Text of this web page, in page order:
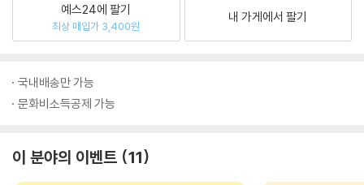
예스24에 팔기
최상 매입가 3,400원
내 가게에서 팔기
국내배송만 가능
문화비소득공제 가능
이 분야의 이벤트 11